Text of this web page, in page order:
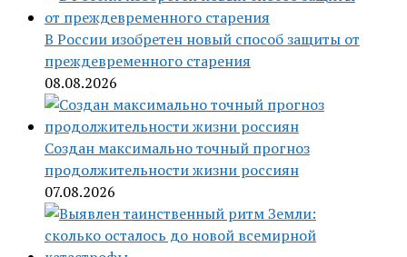
В России изобретен новый способ защиты от
преждевременного старения
08.08.2026
Создан максимально точный прогноз
продолжительности жизни россиян
07.08.2026